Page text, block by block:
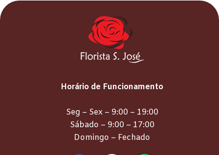
Horário de Funcionamento
Seg – Sex – 9:00 – 19:00
Sábado – 9:00 – 17:00
Domingo – Fechado